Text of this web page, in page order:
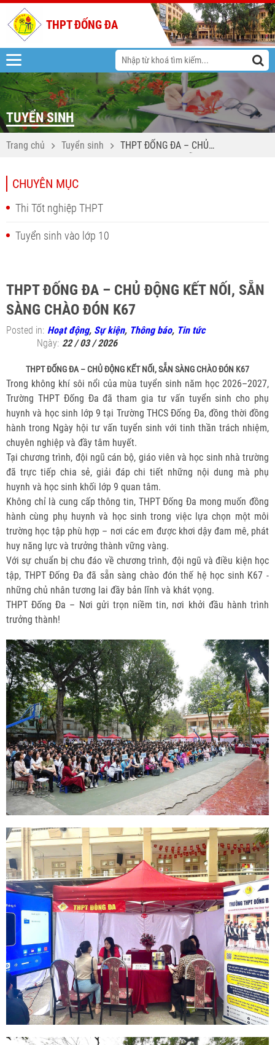
THPT ĐỐNG ĐA
TUYỂN SINH
Trang chủ Tuyển sinh
THPT ĐỐNG ĐA – CHỦ
CHUYÊN MỤC
Thi Tốt nghiệp THPT
Tuyển sinh vào lớp 10
THPT ĐỐNG ĐA – CHỦ ĐỘNG KẾT NỐI, SẴN
SÀNG CHÀO ĐÓN K67
Posted in: Hoạt động, Sự kiện, Thông báo, Tin tức
Ngày: 22 / 03 / 2026
THPT ĐỐNG ĐA – CHỦ ĐỘNG KẾT NỐI, SẴN SÀNG CHÀO ĐÓN K67
Trong không khí sôi nổi của mùa tuyển sinh năm học 2026–2027,
Trường THPT Đống Đa đã tham gia tư vấn tuyển sinh cho phụ
huynh và học sinh lớp 9 tại Trường THCS Đống Đa, đồng thời đồng
hành trong Ngày hội tư vấn tuyển sinh với tinh thần trách nhiệm,
chuyên nghiệp và đầy tâm huyết.
Tại chương trình, đội ngũ cán bộ, giáo viên và học sinh nhà trường
đã trực tiếp chia sẻ, giải đáp chi tiết những nội dung mà phụ
huynh và học sinh khối lớp 9 quan tâm.
Không chỉ là cung cấp thông tin, THPT Đống Đa mong muốn đồng
hành cùng phụ huynh và học sinh trong việc lựa chọn một môi
trường học tập phù hợp – nơi các em được khơi dậy đam mê, phát
huy năng lực và trưởng thành vững vàng.
Với sự chuẩn bị chu đáo về chương trình, đội ngũ và điều kiện học
tập, THPT Đống Đa đã sẵn sàng chào đón thế hệ học sinh K67 -
những chủ nhân tương lai đầy bản lĩnh và khát vọng.
THPT Đống Đa – Nơi gửi trọn niềm tin, nơi khởi đầu hành trình
trưởng thành!